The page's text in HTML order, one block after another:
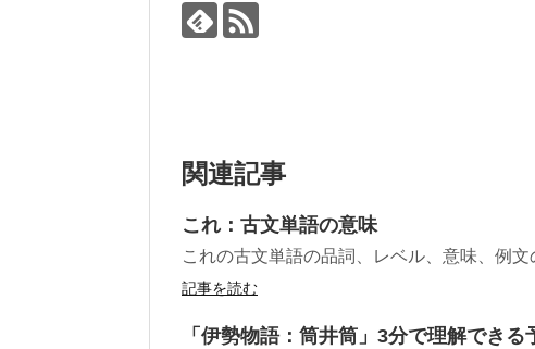
関連記事
これ：古文単語の意味
これの古文単語の品詞、レベル、意味、例文
記事を読む
「伊勢物語：筒井筒」3分で理解できる